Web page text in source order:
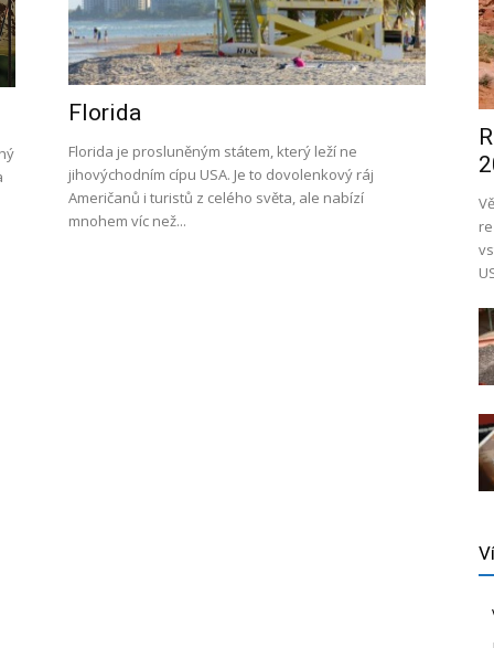
Florida
Florida je prosluněným státem, který leží ne
jihovýchodním cípu USA. Je to dovolenkový ráj
Američanů i turistů z celého světa, ale nabízí
mnohem víc než...